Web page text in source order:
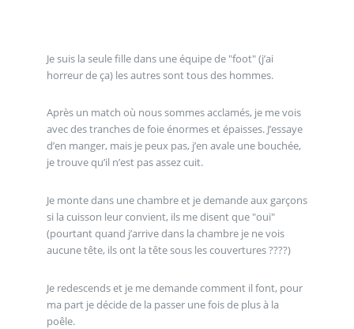
Je suis la seule fille dans une équipe de "foot" (j’ai
horreur de ça) les autres sont tous des hommes.
Après un match où nous sommes acclamés, je me vois
avec des tranches de foie énormes et épaisses. J’essaye
d’en manger, mais je peux pas, j’en avale une bouchée,
je trouve qu’il n’est pas assez cuit.
Je monte dans une chambre et je demande aux garçons
si la cuisson leur convient, ils me disent que "oui"
(pourtant quand j’arrive dans la chambre je ne vois
aucune tête, ils ont la tête sous les couvertures ????)
Je redescends et je me demande comment il font, pour
ma part je décide de la passer une fois de plus à la
poêle.